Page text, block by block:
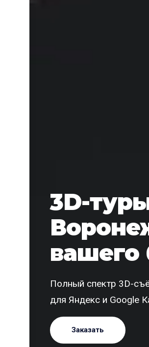
3D-
вашего
Полный спектр 3D-
для Яндекс и Google
Заказать